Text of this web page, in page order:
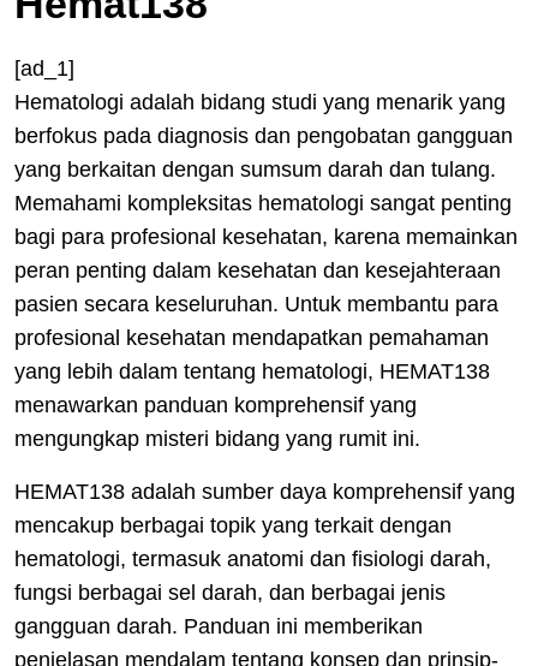
[ad_1]
Hematologi adalah bidang studi yang menarik yang
berfokus pada diagnosis dan pengobatan gangguan
yang berkaitan dengan sumsum darah dan tulang.
Memahami kompleksitas hematologi sangat penting
bagi para profesional kesehatan, karena memainkan
peran penting dalam kesehatan dan kesejahteraan
pasien secara keseluruhan. Untuk membantu para
profesional kesehatan mendapatkan pemahaman
yang lebih dalam tentang hematologi, HEMAT138
menawarkan panduan komprehensif yang
mengungkap misteri bidang yang rumit ini.
HEMAT138 adalah sumber daya komprehensif yang
mencakup berbagai topik yang terkait dengan
hematologi, termasuk anatomi dan fisiologi darah,
fungsi berbagai sel darah, dan berbagai jenis
gangguan darah. Panduan ini memberikan
penjelasan mendalam tentang konsep dan prinsip-